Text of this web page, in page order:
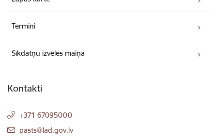
Termini
Sīkdatņu izvēles maiņa
Kontakti
+371 67095000
E-pasts:
pasts@lad.gov.lv